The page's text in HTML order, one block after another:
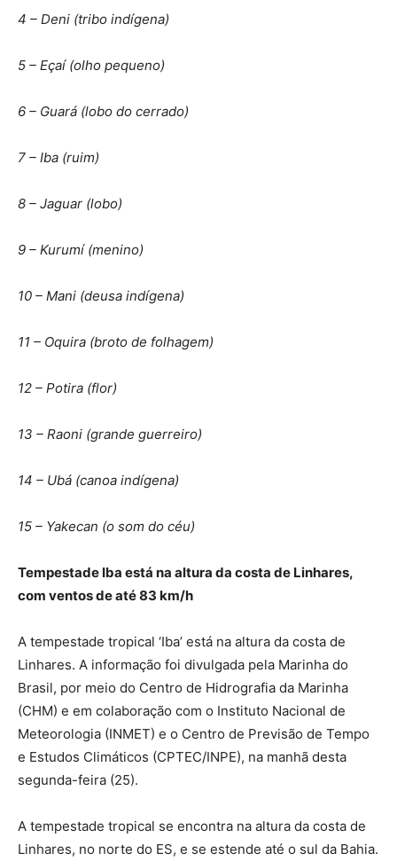
4 – Deni (tribo indígena)
5 – Eçaí (olho pequeno)
6 – Guará (lobo do cerrado)
7 – Iba (ruim)
8 – Jaguar (lobo)
9 – Kurumí (menino)
10 – Mani (deusa indígena)
11 – Oquira (broto de folhagem)
12 – Potira (flor)
13 – Raoni (grande guerreiro)
14 – Ubá (canoa indígena)
15 – Yakecan (o som do céu)
Tempestade Iba está na altura da costa de Linhares,
com ventos de até 83 km/h
A tempestade tropical ‘Iba’ está na altura da costa de
Linhares. A informação foi divulgada pela Marinha do
Brasil, por meio do Centro de Hidrografia da Marinha
(CHM) e em colaboração com o Instituto Nacional de
Meteorologia (INMET) e o Centro de Previsão de Tempo
e Estudos Climáticos (CPTEC/INPE), na manhã desta
segunda-feira (25).
A tempestade tropical se encontra na altura da costa de
Linhares, no norte do ES, e se estende até o sul da Bahia.